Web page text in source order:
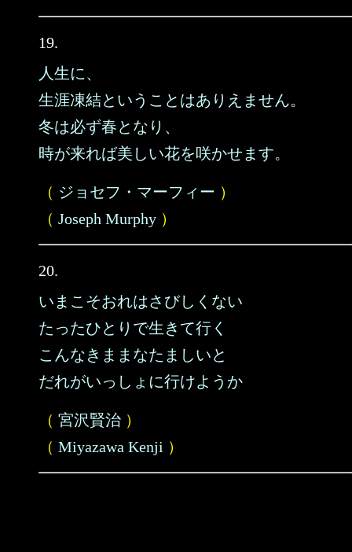
19.
人生に、
生涯凍結ということはありえません。
冬は必ず春となり、
時が来れば美しい花を咲かせます。
（ ジョセフ・マーフィー ）
（ Joseph Murphy ）
20.
いまこそおれはさびしくない
たったひとりで生きて行く
こんなきままなたましいと
だれがいっしょに行けようか
（ 宮沢賢治 ）
（ Miyazawa Kenji ）